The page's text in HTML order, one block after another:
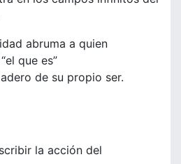
abruma a quien
que es”
de su propio ser.
la acción del